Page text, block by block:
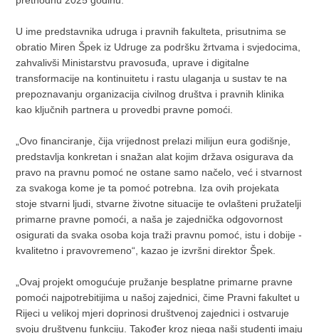
U ime predstavnika udruga i pravnih fakulteta, prisutnima se
obratio Miren Špek iz Udruge za podršku žrtvama i svjedocima,
zahvalivši Ministarstvu pravosuđa, uprave i digitalne
transformacije na kontinuitetu i rastu ulaganja u sustav te na
prepoznavanju organizacija civilnog društva i pravnih klinika
kao ključnih partnera u provedbi pravne pomoći.
„Ovo financiranje, čija vrijednost prelazi milijun eura godišnje,
predstavlja konkretan i snažan alat kojim država osigurava da
pravo na pravnu pomoć ne ostane samo načelo, već i stvarnost
za svakoga kome je ta pomoć potrebna. Iza ovih projekata
stoje stvarni ljudi, stvarne životne situacije te ovlašteni pružatelji
primarne pravne pomoći, a naša je zajednička odgovornost
osigurati da svaka osoba koja traži pravnu pomoć, istu i dobije -
kvalitetno i pravovremeno“, kazao je izvršni direktor Špek.
„Ovaj projekt omogućuje pružanje besplatne primarne pravne
pomoći najpotrebitijima u našoj zajednici, čime Pravni fakultet u
Rijeci u velikoj mjeri doprinosi društvenoj zajednici i ostvaruje
svoju društvenu funkciju. Također kroz njega naši studenti imaju